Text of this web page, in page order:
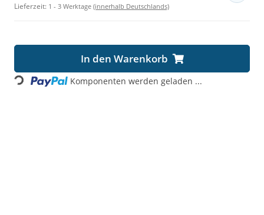
Lieferzeit: 1 - 3 Werktage (innerhalb Deutschlands)
In den Warenkorb
Loading... Komponenten werden geladen ...